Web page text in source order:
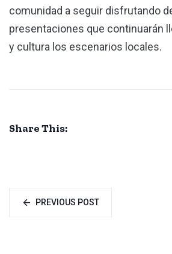
comunidad a seguir disfrutando
presentaciones que continuarán
y cultura los escenarios locales.
Share This:
PREVIOUS POST